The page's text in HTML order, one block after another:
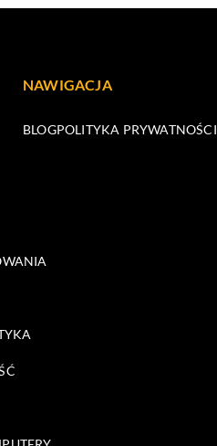
NAWIGACJA
BLOGPOLITYKA PRYWATNOŚCI